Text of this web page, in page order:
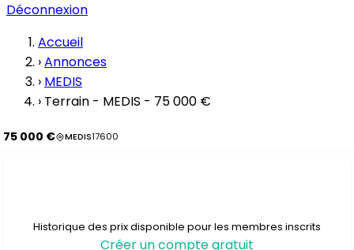
Déconnexion
Accueil
›Annonces
› MEDIS
› Terrain - MEDIS - 75 000 €
75 000 € MEDIS17600
Historique des prix disponible pour les membres inscrits
Créer un compte gratuit